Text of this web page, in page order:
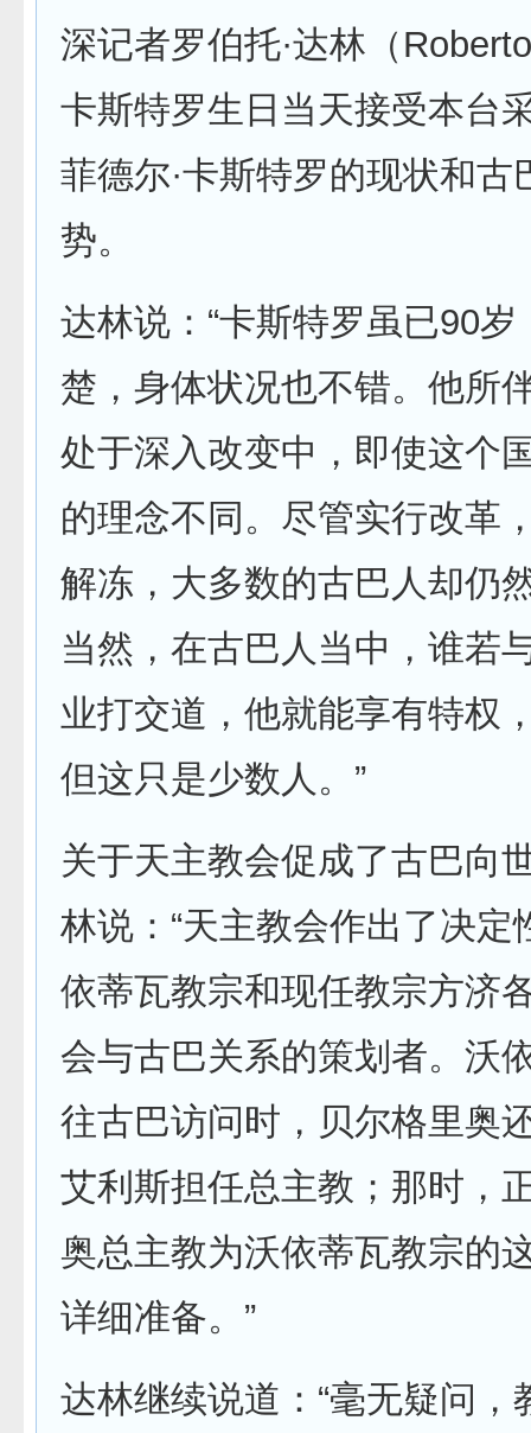
深记者罗伯托·达林（
卡斯特罗生日当天接受本台
菲德尔·卡斯特罗的现状和古
势。
达林说：“卡斯特罗虽已90岁
楚，身体状况也不错。他所
处于深入改变中，即使这个
的理念不同。尽管实行改革
解冻，大多数的古巴人却仍
当然，在古巴人当中，谁若
业打交道，他就能享有特权
但这只是少数人。”
关于天主教会促成了古巴向
林说：“天主教会作出了决定
依蒂瓦教宗和现任教宗方济
会与古巴关系的策划者。沃
往古巴访问时，贝尔格里奥
艾利斯担任总主教；那时，
奥总主教为沃依蒂瓦教宗的
详细准备。”
达林继续说道：“毫无疑问，